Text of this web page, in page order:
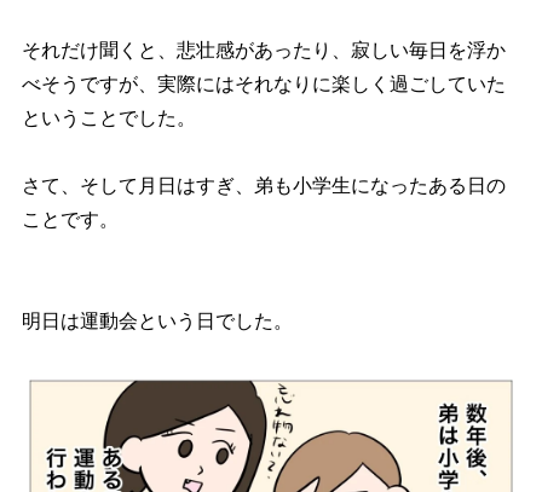
それだけ聞くと、悲壮感があったり、寂しい毎日を浮か
べそうですが、実際にはそれなりに楽しく過ごしていた
ということでした。
さて、そして月日はすぎ、弟も小学生になったある日の
ことです。
明日は運動会という日でした。